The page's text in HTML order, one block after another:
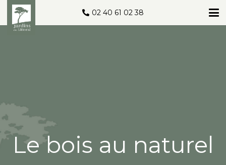
02 40 61 02 38
Le bois au naturel